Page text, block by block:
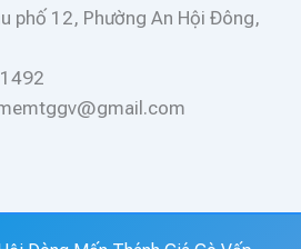
phố 12, Phường An Hội Đông,